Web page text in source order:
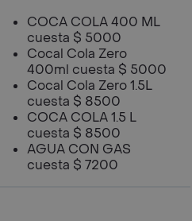
COCA COLA 400 ML
cuesta $ 5000
Cocal Cola Zero
400ml cuesta $ 5000
Cocal Cola Zero 1.5L
cuesta $ 8500
COCA COLA 1.5 L
cuesta $ 8500
AGUA CON GAS
cuesta $ 7200